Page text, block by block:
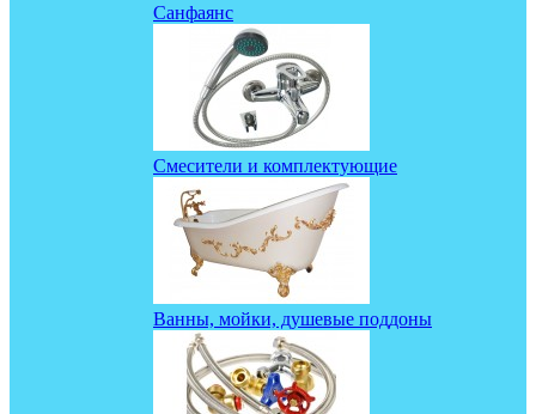
Санфаянс
Смесители и комплектующие
Ванны, мойки, душевые поддоны